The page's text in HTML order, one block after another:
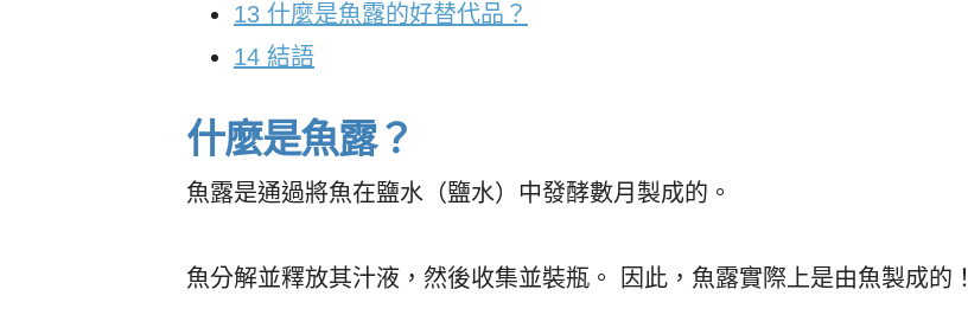
13 什麼是魚露的好替代品？
14 結語
什麼是魚露？
魚露是通過將魚在鹽水（鹽水）中發酵數月製成的。
魚分解並釋放其汁液，然後收集並裝瓶。 因此，魚露實際上是由魚製成的！